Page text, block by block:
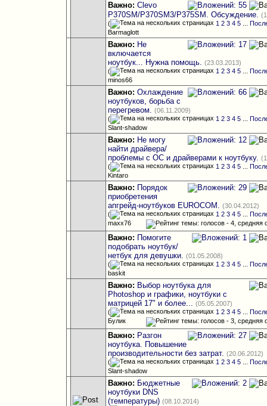
Важно: Clevo
P370SM/P370SM3/P375SM. Обсуждение.
(
1 2 3 4 5
Barmaglott
Важно: Не
включается
ноутбук... Нужна помощь. (23.03.2013)
(
1 2 3 4 5 ...
minos66
Важно: Охлаждение
ноутбуков, борьба с
перегревом. (06.11.2009)
(
1 2 3 4 5 ...
Slant-shadow
Важно: Не могу
найти драйвера/
проблемы с ОС и драйверами к ноутбуку.
(
1 2 3 4 5 ...
Kintaro
Важно: Порядок
приобретения
апгрейд-ноутбуков EUROCOM. (30.04.2012)
(
1 2 3 4 5 ...
maxx76
Важно: Помогите
подобрать ноутбук/
нетбук для девушки. (01.05.2008)
(
1 2 3 4 5 ...
baskit
Важно: Выбор ноутбука для
Photoshop и графики, ноутбуки с
матрицей 17" и более... (05.05.2007)
(
1 2 3 4 5 ...
Булик
Важно: Разгон
ноутбука. Повышение
производительности без затрат. (20.06.2012)
(
1 2 3 4 5 ...
Slant-shadow
Важно: Бюджетные
ноутбуки DNS
(температуры) (08.10.2014)